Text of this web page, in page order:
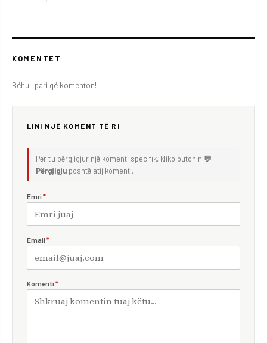
KOMENTET
Bëhu i pari që komenton!
LINI NJË KOMENT TË RI
Për t'u përgjigjur një komenti specifik, kliko butonin 💬
Përgjigju poshtë atij komenti.
Emri *
Email *
Komenti *